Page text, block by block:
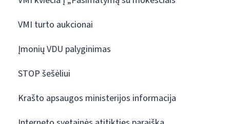
VMI turto aukcionai
Įmonių VDU palyginimas
STOP šešėliui
Krašto apsaugos ministerijos informacija